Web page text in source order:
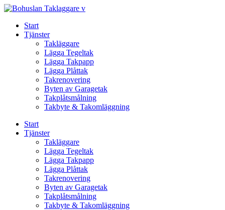
Skip
contentStart
Tjänster
Takläggare
Lägga Tegeltak
Lägga Takpapp
Lägga Plåttak
Takrenovering
Byten av Garagetak
Takplåtsmålning
Takbyte & Takomläggning
Start
Tjänster
Takläggare
Lägga Tegeltak
Lägga Takpapp
Lägga Plåttak
Takrenovering
Byten av Garagetak
Takplåtsmålning
Takbyte & Takomläggning